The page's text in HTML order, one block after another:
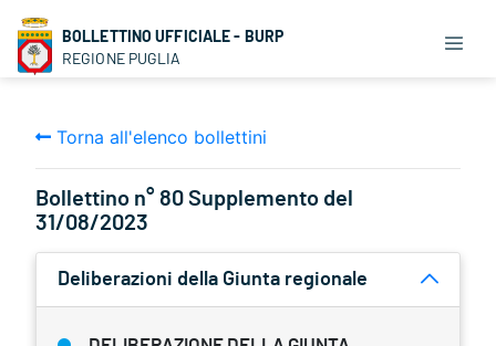
BOLLETTINO UFFICIALE - BURP
REGIONE PUGLIA
Torna all'elenco bollettini
Bollettino n° 80 Supplemento del
31/08/2023
Deliberazioni della Giunta regionale